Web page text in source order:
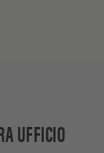
UFFICIO